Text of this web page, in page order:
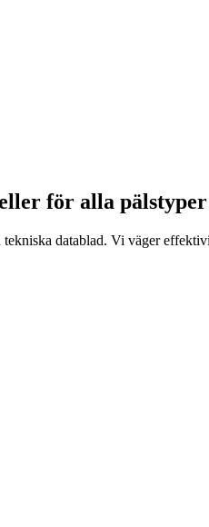
för alla pälstyper
datablad. Vi väger